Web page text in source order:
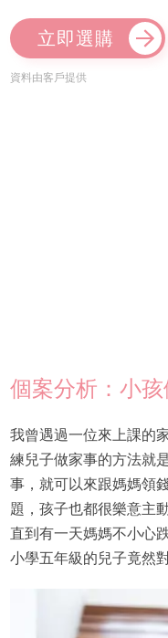
立即選購
資料由客戶提供
個案分析：小
我曾遇過一位來上課的
練兒子做家事的方法就
事，就可以來跟媽媽領
題，孩子也都很樂意主
直到有一天媽媽不小心
小學五年級的兒子竟然